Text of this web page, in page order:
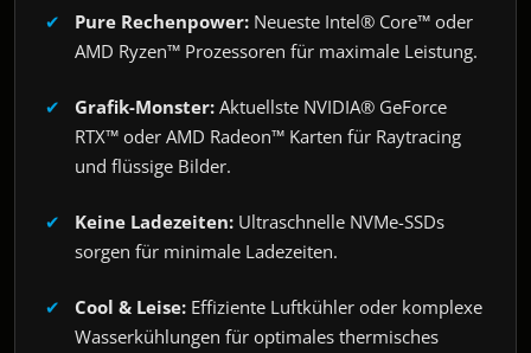
Pure Rechenpower: Neueste Intel® Core™ oder
AMD Ryzen™ Prozessoren für maximale Leistung.
Grafik-Monster: Aktuellste NVIDIA® GeForce
RTX™ oder AMD Radeon™ Karten für Raytracing
und flüssige Bilder.
Keine Ladezeiten: Ultraschnelle NVMe-SSDs
sorgen für minimale Ladezeiten.
Cool & Leise: Effiziente Luftkühler oder komplexe
Wasserkühlungen für optimales thermisches